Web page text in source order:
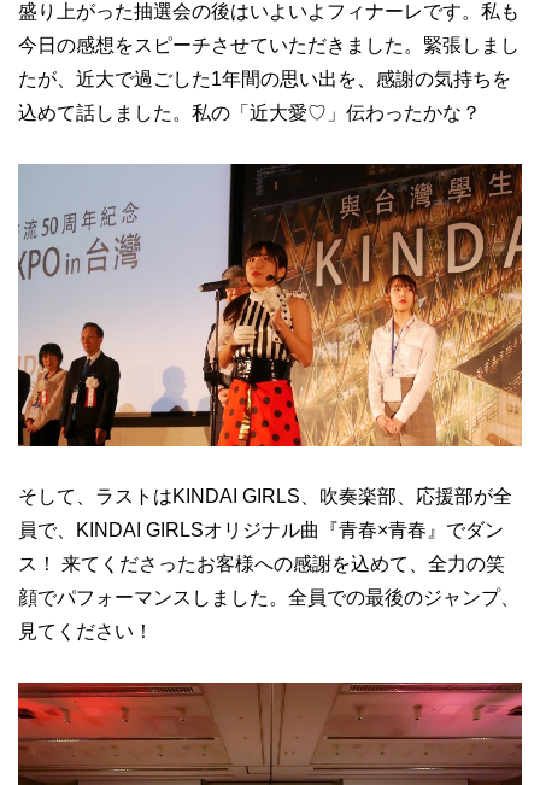
盛り上がった抽選会の後はいよいよフィナーレです。私も
今日の感想をスピーチさせていただきました。緊張しまし
たが、近大で過ごした1年間の思い出を、感謝の気持ちを
込めて話しました。私の「近大愛♡」伝わったかな？
そして、ラストはKINDAI GIRLS、吹奏楽部、応援部が全
員で、KINDAI GIRLSオリジナル曲『青春×青春』でダン
ス！ 来てくださったお客様への感謝を込めて、全力の笑
顔でパフォーマンスしました。全員での最後のジャンプ、
見てください！